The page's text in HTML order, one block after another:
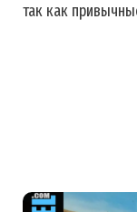
так как